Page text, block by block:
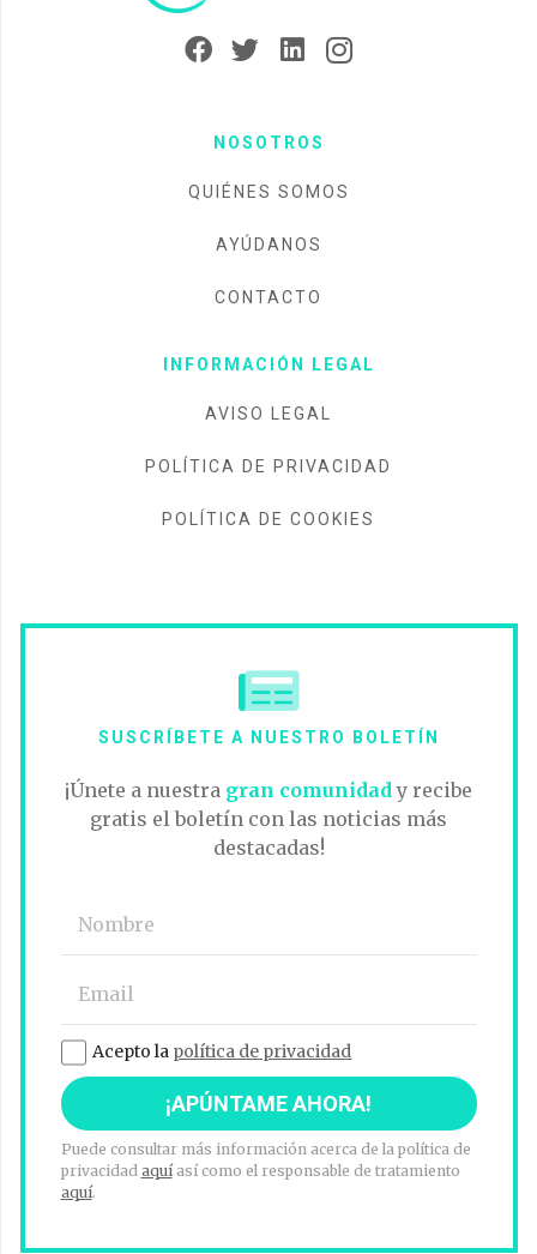
NOSOTROS
QUIÉNES SOMOS
AYÚDANOS
CONTACTO
INFORMACIÓN LEGAL
AVISO LEGAL
POLÍTICA DE PRIVACIDAD
POLÍTICA DE COOKIES
SUSCRÍBETE A NUESTRO BOLETÍN
¡Únete a nuestra gran comunidady recibe
gratis el boletín con las noticias más
destacadas!
Acepto la política de privacidad
Puede consultar más información acerca de la política de
privacidad aquíasí como el responsable de tratamiento
aquí.